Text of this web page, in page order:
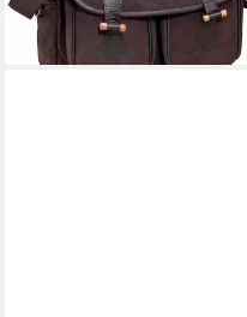
-23%
lieferbar - in 2-3 Werktagen bei dir